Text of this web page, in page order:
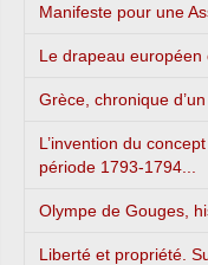
Manifeste pour une
Le drapeau
Grèce, chronique
L’invention du
période 1793-1794...
Olympe de Gouges,
Liberté et propriété.